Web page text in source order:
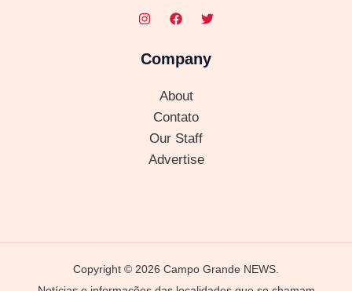
Company
About
Contato
Our Staff
Advertise
Copyright © 2026 Campo Grande NEWS.